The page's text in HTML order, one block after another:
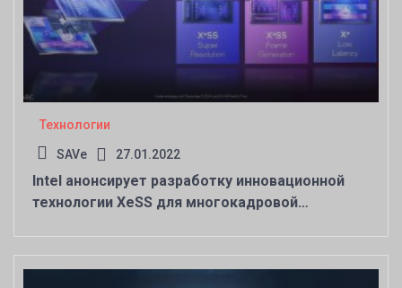
Технологии
SAVe 27.01.2022
Intel анонсирует разработку инновационной
технологии XeSS для многокадровой